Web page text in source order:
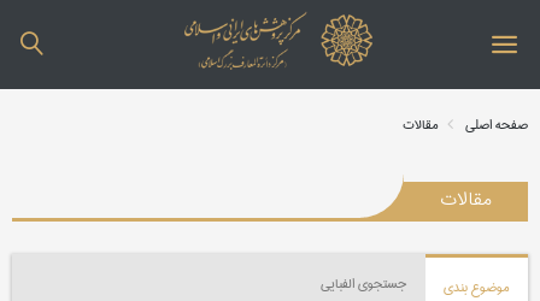
صفحه اصلی مقالات
مقالات
موضوع بندی جستجوی الفبایی